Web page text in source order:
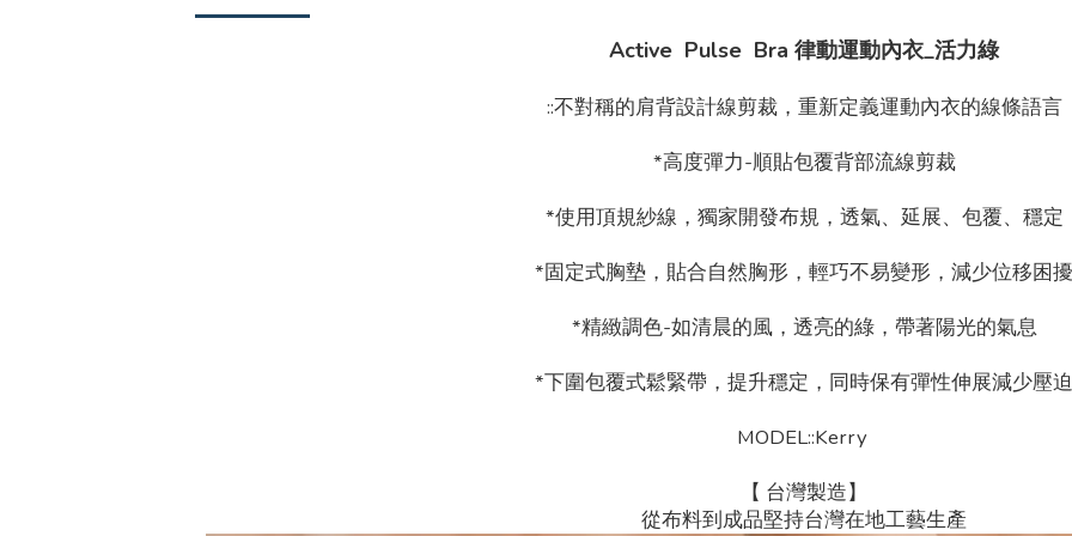
Active Pulse Bra 律動運動內衣_活力綠
::不對稱的肩背設計線剪裁，重新定義運動內衣的線條語言
*高度彈力-順貼包覆背部流線剪裁
*使用頂規紗線，獨家開發布規，透氣、延展、包覆、穩定
*固定式胸墊，貼合自然胸形，輕巧不易變形，減少位移困擾
*精緻調色-如清晨的風，透亮的綠，帶著陽光的氣息
*下圍包覆式鬆緊帶，提升穩定，同時保有彈性伸展減少壓迫
MODEL::Kerry
【 台灣製造】
從布料到成品堅持台灣在地工藝生產